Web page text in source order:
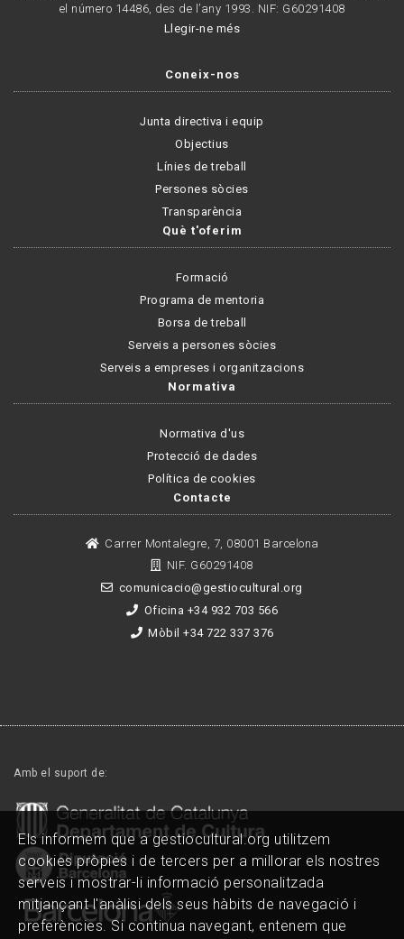
el número 14486, des de l’any 1993. NIF: G60291408
Llegir-ne més
Coneix-nos
Junta directiva i equip
Objectius
Línies de treball
Persones sòcies
Transparència
Què t'oferim
Formació
Programa de mentoria
Borsa de treball
Serveis a persones sòcies
Serveis a empreses i organitzacions
Normativa
Normativa d'us
Protecció de dades
Política de cookies
Contacte
Carrer Montalegre, 7, 08001 Barcelona
NIF. G60291408
comunicacio@gestiocultural.org
Oficina +34 932 703 566
Mòbil +34 722 337 376
Amb el suport de:
Els informem que a gestiocultural.org utilitzem
cookies pròpies i de tercers per a millorar els nostres
serveis i mostrar-li informació personalitzada
mitjançant l'anàlisi dels seus hàbits de navegació i
preferències. Si continua navegant, entenem que